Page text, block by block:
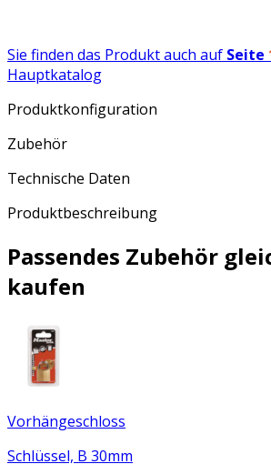
Sie finden das Produkt auch auf Seite
Hauptkatalog
Produktkonfiguration
Zubehör
Technische Daten
Produktbeschreibung
Passendes Zubehör
kaufen
Vorhängeschloss
Schlüssel, B 30mm